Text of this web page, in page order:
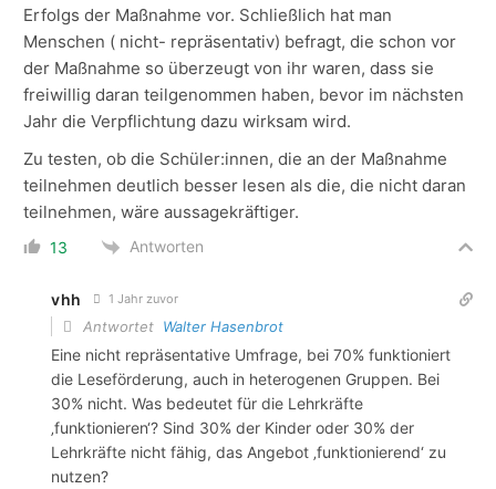
Erfolgs der Maßnahme vor. Schließlich hat man
Menschen ( nicht- repräsentativ) befragt, die schon vor
der Maßnahme so überzeugt von ihr waren, dass sie
freiwillig daran teilgenommen haben, bevor im nächsten
Jahr die Verpflichtung dazu wirksam wird.
Zu testen, ob die Schüler:innen, die an der Maßnahme
teilnehmen deutlich besser lesen als die, die nicht daran
teilnehmen, wäre aussagekräftiger.
13 Antworten
vhh 1 Jahr zuvor
Antwortet Walter Hasenbrot
Eine nicht repräsentative Umfrage, bei 70% funktioniert
die Leseförderung, auch in heterogenen Gruppen. Bei
30% nicht. Was bedeutet für die Lehrkräfte
‚funktionieren‘? Sind 30% der Kinder oder 30% der
Lehrkräfte nicht fähig, das Angebot ‚funktionierend‘ zu
nutzen?